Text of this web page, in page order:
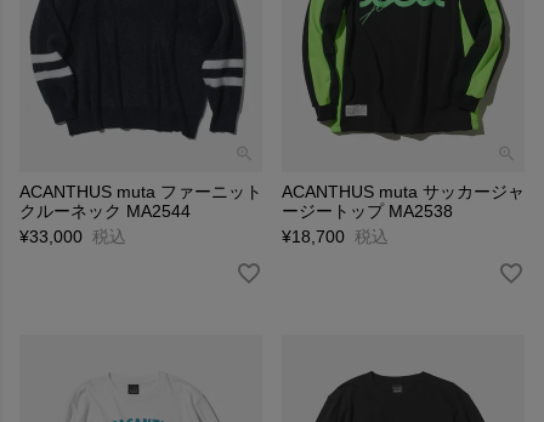
ACANTHUS muta ファーニット
クルーネック MA2544
¥33,000 税込
ACANTHUS muta サッカージャ
ージートップ MA2538
¥18,700 税込